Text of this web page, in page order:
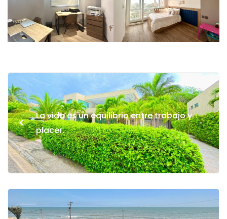
<
La vida es un equilibrio entre trabajo y
placer.